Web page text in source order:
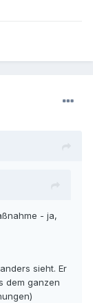
- ja,
sieht. Er
dem ganzen